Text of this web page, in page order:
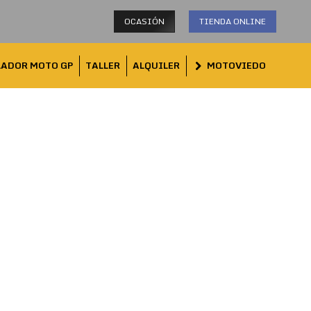
OCASIÓN TIENDA ONLINE
MOTO GP TALLER ALQUILER MOTOVIEDO